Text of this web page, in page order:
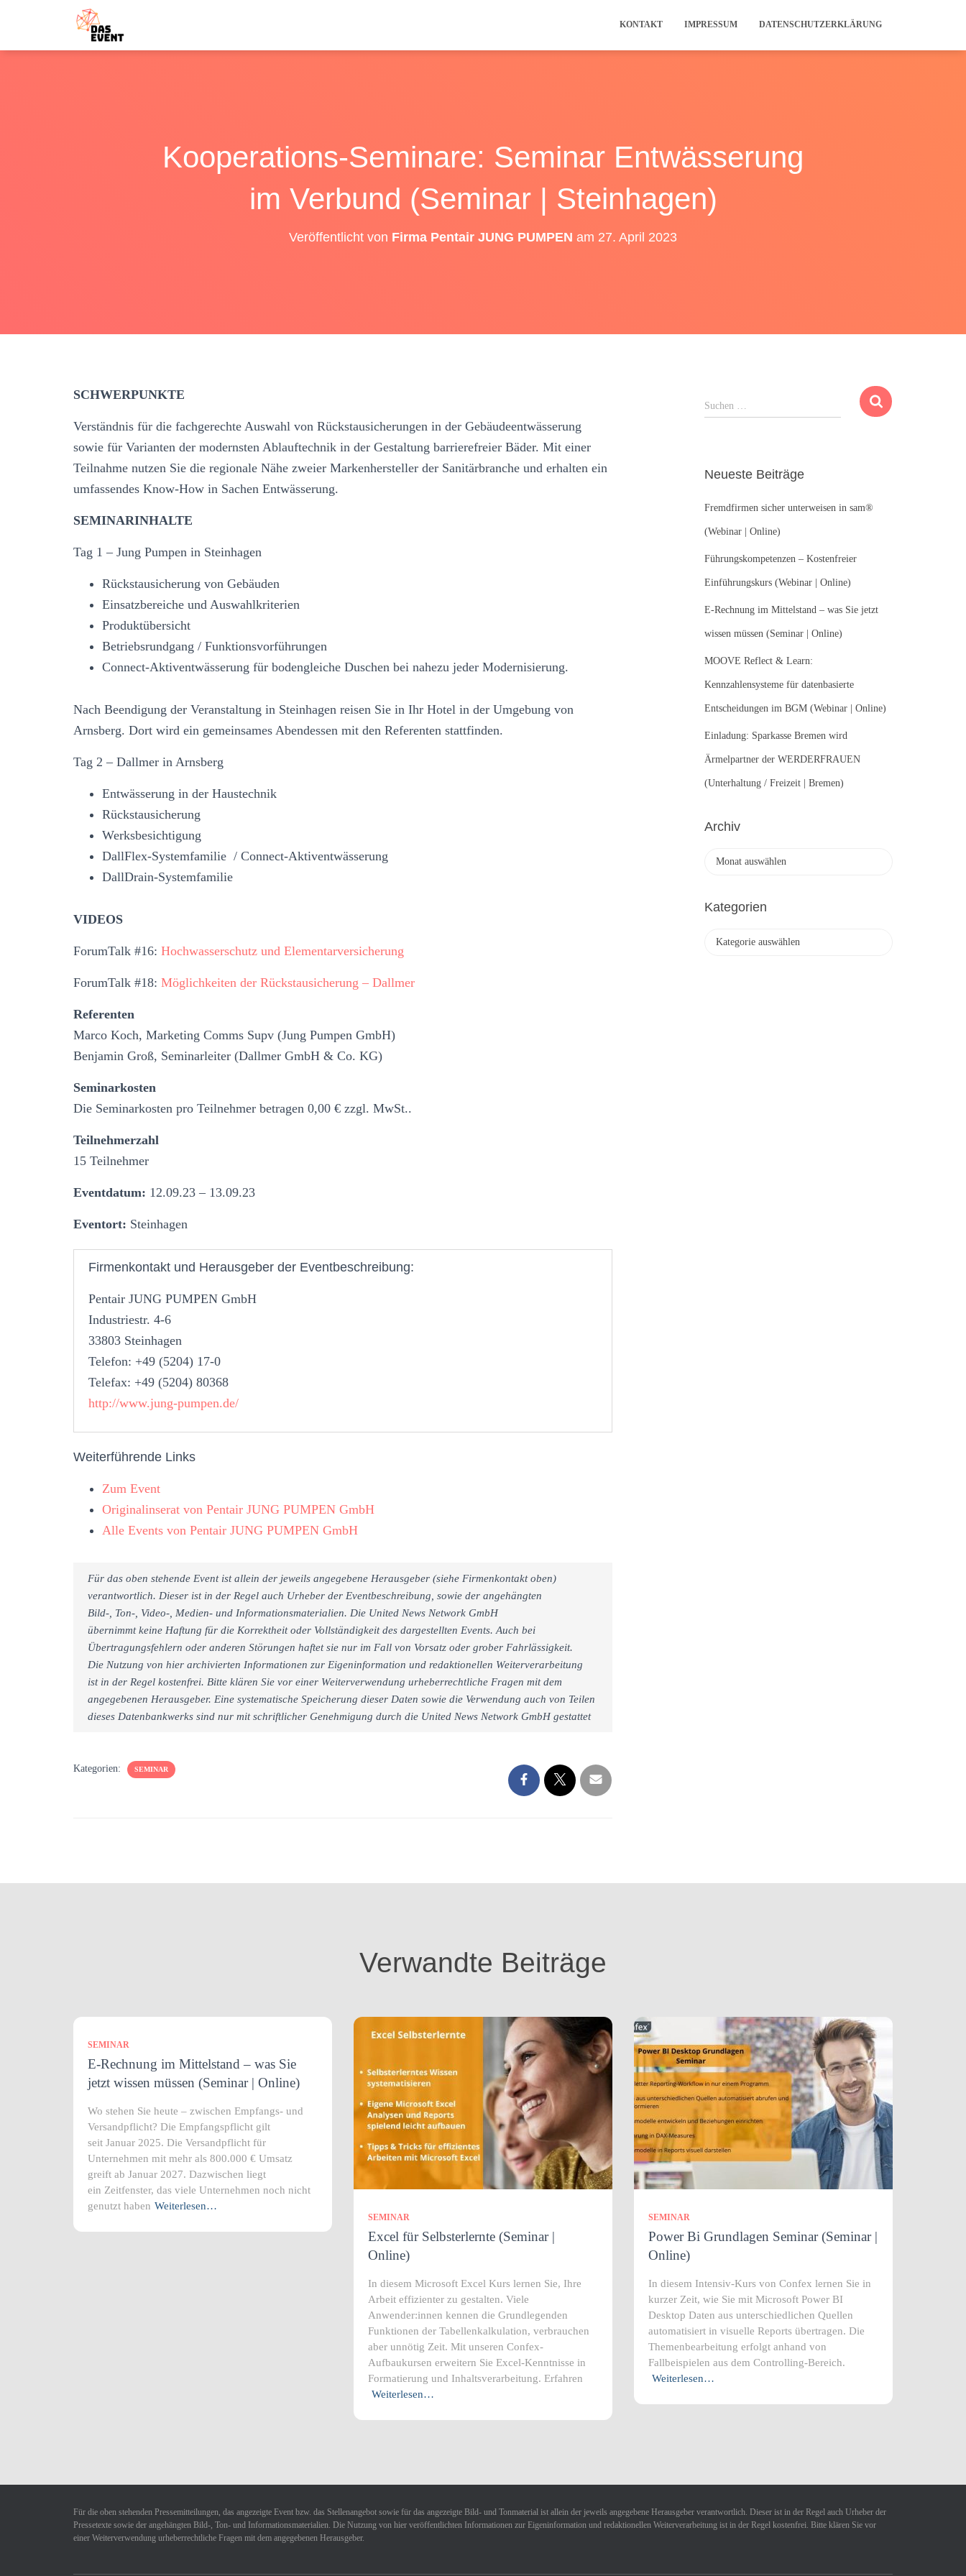
KONTAKT IMPRESSUM DATENSCHUTZERKLÄRUNG
Kooperations-Seminare: Seminar Entwässerung
im Verbund (Seminar | Steinhagen)
Veröffentlicht von Firma Pentair JUNG PUMPEN am 27. April 2023
SCHWERPUNKTE
Verständnis für die fachgerechte Auswahl von Rückstausicherungen in der Gebäudeentwässerung
sowie für Varianten der modernsten Ablauftechnik in der Gestaltung barrierefreier Bäder. Mit einer
Teilnahme nutzen Sie die regionale Nähe zweier Markenhersteller der Sanitärbranche und erhalten ein
umfassendes Know-How in Sachen Entwässerung.
SEMINARINHALTE
Tag 1 – Jung Pumpen in Steinhagen
Rückstausicherung von Gebäuden
Einsatzbereiche und Auswahlkriterien
Produktübersicht
Betriebsrundgang / Funktionsvorführungen
Connect-Aktiventwässerung für bodengleiche Duschen bei nahezu jeder Modernisierung.
Nach Beendigung der Veranstaltung in Steinhagen reisen Sie in Ihr Hotel in der Umgebung von
Arnsberg. Dort wird ein gemeinsames Abendessen mit den Referenten stattfinden.
Tag 2 – Dallmer in Arnsberg
Entwässerung in der Haustechnik
Rückstausicherung
Werksbesichtigung
DallFlex-Systemfamilie / Connect-Aktiventwässerung
DallDrain-Systemfamilie
VIDEOS
ForumTalk #16: Hochwasserschutz und Elementarversicherung
ForumTalk #18: Möglichkeiten der Rückstausicherung – Dallmer
Referenten
Marco Koch, Marketing Comms Supv (Jung Pumpen GmbH)
Benjamin Groß, Seminarleiter (Dallmer GmbH & Co. KG)
Seminarkosten
Die Seminarkosten pro Teilnehmer betragen 0,00 € zzgl. MwSt..
Teilnehmerzahl
15 Teilnehmer
Eventdatum: 12.09.23 – 13.09.23
Eventort: Steinhagen
Firmenkontakt und Herausgeber der Eventbeschreibung:
Pentair JUNG PUMPEN GmbH
Industriestr. 4-6
33803 Steinhagen
Telefon: +49 (5204) 17-0
Telefax: +49 (5204) 80368
http://www.jung-pumpen.de/
Weiterführende Links
Zum Event
Originalinserat von Pentair JUNG PUMPEN GmbH
Alle Events von Pentair JUNG PUMPEN GmbH
Für das oben stehende Event ist allein der jeweils angegebene Herausgeber (siehe Firmenkontakt oben)
verantwortlich. Dieser ist in der Regel auch Urheber der Eventbeschreibung, sowie der angehängten
Bild-, Ton-, Video-, Medien- und Informationsmaterialien. Die United News Network GmbH
übernimmt keine Haftung für die Korrektheit oder Vollständigkeit des dargestellten Events. Auch bei
Übertragungsfehlern oder anderen Störungen haftet sie nur im Fall von Vorsatz oder grober Fahrlässigkeit.
Die Nutzung von hier archivierten Informationen zur Eigeninformation und redaktionellen Weiterverarbeitung
ist in der Regel kostenfrei. Bitte klären Sie vor einer Weiterverwendung urheberrechtliche Fragen mit dem
angegebenen Herausgeber. Eine systematische Speicherung dieser Daten sowie die Verwendung auch von Teilen
dieses Datenbankwerks sind nur mit schriftlicher Genehmigung durch die United News Network GmbH gestattet
Kategorien: SEMINAR
u
n
a
c
:
Suchen …
Neueste Beiträge
Fremdfirmen sicher unterweisen in sam®
(Webinar | Online)
Führungskompetenzen – Kostenfreier
Einführungskurs (Webinar | Online)
E-Rechnung im Mittelstand – was Sie jetzt
wissen müssen (Seminar | Online)
MOOVE Reflect & Learn:
Kennzahlensysteme für datenbasierte
Entscheidungen im BGM (Webinar | Online)
Einladung: Sparkasse Bremen wird
Ärmelpartner der WERDERFRAUEN
(Unterhaltung / Freizeit | Bremen)
Archiv
h
Kategorien
Verwandte Beiträge
SEMINAR
E-Rechnung im Mittelstand – was Sie
jetzt wissen müssen (Seminar | Online)
Wo stehen Sie heute – zwischen Empfangs- und
Versandpflicht? Die Empfangspflicht gilt
seit Januar 2025. Die Versandpflicht für
Unternehmen mit mehr als 800.000 € Umsatz
greift ab Januar 2027. Dazwischen liegt
ein Zeitfenster, das viele Unternehmen noch nicht
genutzt haben Weiterlesen…
SEMINAR
Excel für Selbsterlernte (Seminar |
Online)
In diesem Microsoft Excel Kurs lernen Sie, Ihre
Arbeit effizienter zu gestalten. Viele
Anwender:innen kennen die Grundlegenden
Funktionen der Tabellenkalkulation, verbrauchen
aber unnötig Zeit. Mit unseren Confex-
Aufbaukursen erweitern Sie Excel-Kenntnisse in
Formatierung und Inhaltsverarbeitung. Erfahren
Weiterlesen…
SEMINAR
Power Bi Grundlagen Seminar (Seminar |
Online)
In diesem Intensiv-Kurs von Confex lernen Sie in
kurzer Zeit, wie Sie mit Microsoft Power BI
Desktop Daten aus unterschiedlichen Quellen
automatisiert in visuelle Reports übertragen. Die
Themenbearbeitung erfolgt anhand von
Fallbeispielen aus dem Controlling-Bereich.
Weiterlesen…
Für die oben stehenden Pressemitteilungen, das angezeigte Event bzw. das Stellenangebot sowie für das angezeigte Bild- und Tonmaterial ist allein der jeweils angegebene Herausgeber verantwortlich. Dieser ist in der Regel auch Urheber der
Pressetexte sowie der angehängten Bild-, Ton- und Informationsmaterialien. Die Nutzung von hier veröffentlichten Informationen zur Eigeninformation und redaktionellen Weiterverarbeitung ist in der Regel kostenfrei. Bitte klären Sie vor
einer Weiterverwendung urheberrechtliche Fragen mit dem angegebenen Herausgeber.